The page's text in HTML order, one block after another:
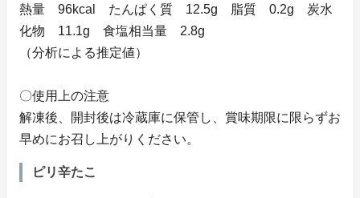
熱量 96kcal たんぱく質 12.5g 脂質 0.2g 炭水
化物 11.1g 食塩相当量 2.8g
（分析による推定値）
〇使用上の注意
解凍後、開封後は冷蔵庫に保管し、賞味期限に限らずお
早めにお召し上がりください。
ピリ辛たこ